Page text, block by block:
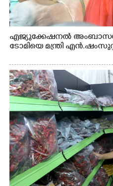
എജ്യുക്കേഷനൽ
ടോമിയെ മന്ത്രി